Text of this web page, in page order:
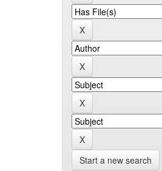
Start a new search